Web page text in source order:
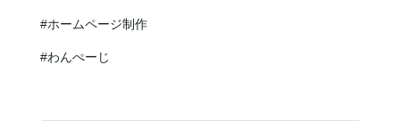
#ホームページ制作
#わんぺーじ